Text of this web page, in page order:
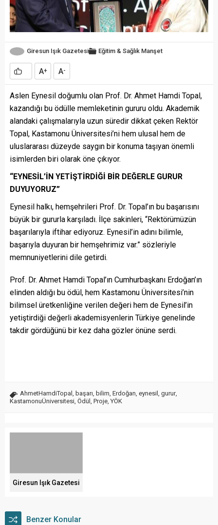
Giresun Işık Gazetesi Eğitim & Sağlık Manşet
A+ A-
Aslen Eynesil doğumlu olan Prof. Dr. Ahmet Hamdi Topal,
kazandığı bu ödülle memleketinin gururu oldu. Akademik
alandaki çalışmalarıyla uzun süredir dikkat çeken Rektör
Topal, Kastamonu Üniversitesi’ni hem ulusal hem de
uluslararası düzeyde saygın bir konuma taşıyan önemli
isimlerden biri olarak öne çıkıyor.
“EYNESİL’İN YETİŞTİRDİĞİ BİR DEĞERLE GURUR
DUYUYORUZ”
Eynesil halkı, hemşehrileri Prof. Dr. Topal’ın bu başarısını
büyük bir gururla karşıladı. İlçe sakinleri, “Rektörümüzün
başarılarıyla iftihar ediyoruz. Eynesil’in adını bilimle,
başarıyla duyuran bir hemşehrimiz var.” sözleriyle
memnuniyetlerini dile getirdi.
Prof. Dr. Ahmet Hamdi Topal’ın Cumhurbaşkanı Erdoğan’ın
elinden aldığı bu ödül, hem Kastamonu Üniversitesi’nin
bilimsel üretkenliğine verilen değeri hem de Eynesil’in
yetiştirdiği değerli akademisyenlerin Türkiye genelinde
takdir gördüğünü bir kez daha gözler önüne serdi.
AhmetHamdiTopal başarı bilim Erdoğan eynesil gurur,
KastamonuÜniversitesi Ödül Proje YÖK
Giresun Işık Gazetesi
Benzer Konular